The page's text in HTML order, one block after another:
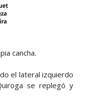
cancha.
el lateral izquierdo
se replegó y